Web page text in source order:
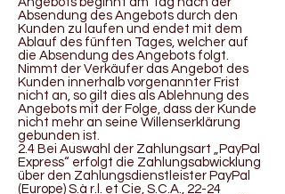
Absendung des Angebots durch den
Kunden zu laufen und endet mit dem
Ablauf des fünften Tages, welcher auf
die Absendung des Angebots folgt.
Nimmt der Verkäufer das Angebot des
Kunden innerhalb vorgenannter Frist
nicht an, so gilt dies als Ablehnung des
Angebots mit der Folge, dass der Kunde
nicht mehr an seine Willenserklärung
gebunden ist.
2.4 Bei Auswahl der Zahlungsart „PayPal
Express“ erfolgt die Zahlungsabwicklung
über den Zahlungsdienstleister PayPal
(Europe) S.à r.l. et Cie, S.C.A., 22-24